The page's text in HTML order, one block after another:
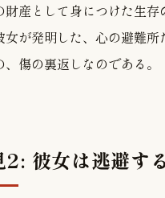
財産として身につけた生
女が発明した、心の避難
、傷の裏返しなのである。
2: 彼女は逃避す